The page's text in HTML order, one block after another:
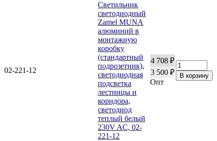
02-221-12
Светильник
светодиодный
Zamel MUNA
алюминий в
монтажную
коробку
(стандартный
подрозетник),
светодиодная
подсветка
лестницы и
коридора,
светодиод
теплый белый
230V AC, 02-
221-12
4 708 ₽
3 500 ₽
Опт